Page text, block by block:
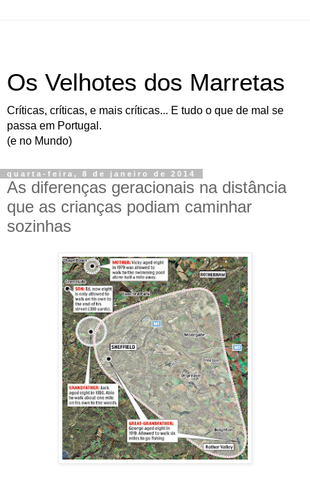
Os Velhotes dos Marretas
Críticas, críticas, e mais críticas... E tudo o que de mal se
passa em Portugal.
(e no Mundo)
quarta-feira, 8 de janeiro de 2014
As diferenças geracionais na distância
que as crianças podiam caminhar
sozinhas